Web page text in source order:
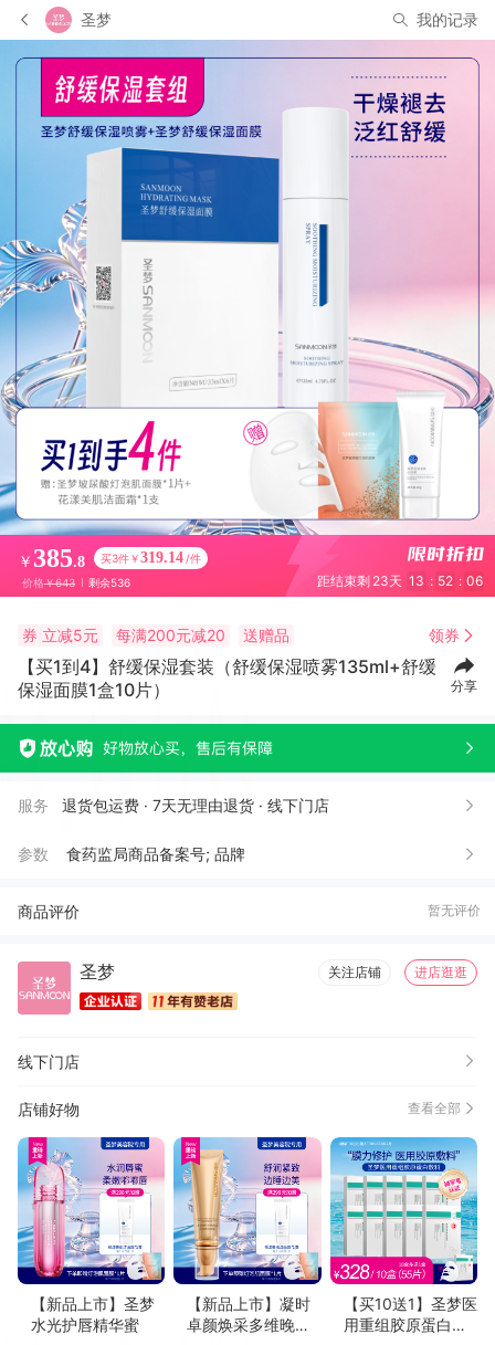
圣梦 我的记录
￥ 385.8 买3件￥319.14 /件
价格￥643 剩余536 距结束剩 23天 13 : 52 : 04
券 立减5元 每满200元减20 送赠品 领券
【买1到4】舒缓保湿套装（舒缓保湿喷雾135ml+舒缓
保湿面膜1盒10片）
分享
服务 退货包运费 · 7天无理由退货 · 线下门店
参数 食药监局商品备案号; 品牌
商品评价 暂无评价
圣梦 关注店铺 进店逛逛
线下门店
店铺好物 查看全部
【新品上市】圣梦
水光护唇精华蜜
【新品上市】凝时
卓颜焕采多维晚安
【买10送1】圣梦医
用重组胶原蛋白敷